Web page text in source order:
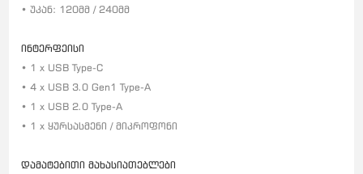
• უკან: 120მმ / 240მმ
ინტერფეისი
• 1 x USB Type-C
• 4 x USB 3.0 Gen1 Type-A
• 1 x USB 2.0 Type-A
• 1 x ყურსასმენი / მიკროფონი
დამატებითი მახასიათებლები